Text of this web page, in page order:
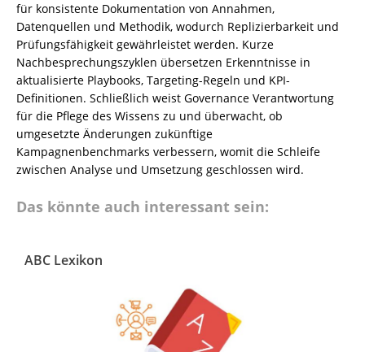
für konsistente Dokumentation von Annahmen,
Datenquellen und Methodik, wodurch Replizierbarkeit und
Prüfungsfähigkeit gewährleistet werden. Kurze
Nachbesprechungszyklen übersetzen Erkenntnisse in
aktualisierte Playbooks, Targeting-Regeln und KPI-
Definitionen. Schließlich weist Governance Verantwortung
für die Pflege des Wissens zu und überwacht, ob
umgesetzte Änderungen zukünftige
Kampagnenbenchmarks verbessern, womit die Schleife
zwischen Analyse und Umsetzung geschlossen wird.
Das könnte auch interessant sein:
ABC Lexikon